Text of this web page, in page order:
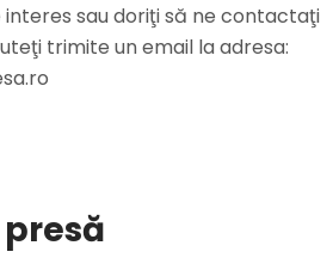
sau doriţi să ne contactaţi
trimite un email la adresa: